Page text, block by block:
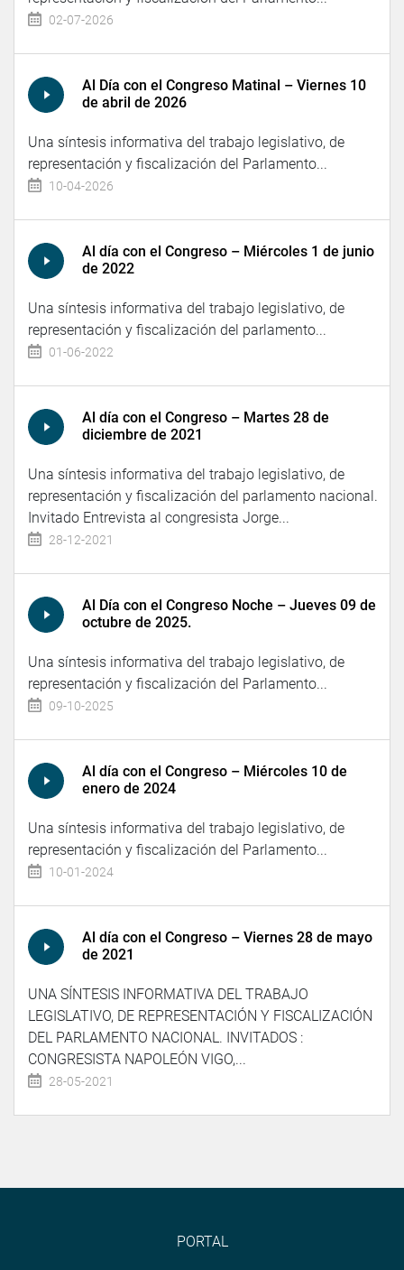
02-07-2026
Al Día con el Congreso Matinal – Viernes 10
de abril de 2026
Una síntesis informativa del trabajo legislativo, de
representación y fiscalización del Parlamento...
10-04-2026
Al día con el Congreso – Miércoles 1 de junio
de 2022
Una síntesis informativa del trabajo legislativo, de
representación y fiscalización del parlamento...
01-06-2022
Al día con el Congreso – Martes 28 de
diciembre de 2021
Una síntesis informativa del trabajo legislativo, de
representación y fiscalización del parlamento nacional.
Invitado Entrevista al congresista Jorge...
28-12-2021
Al Día con el Congreso Noche – Jueves 09 de
octubre de 2025.
Una síntesis informativa del trabajo legislativo, de
representación y fiscalización del Parlamento...
09-10-2025
Al día con el Congreso – Miércoles 10 de
enero de 2024
Una síntesis informativa del trabajo legislativo, de
representación y fiscalización del Parlamento...
10-01-2024
Al día con el Congreso – Viernes 28 de mayo
de 2021
UNA SÍNTESIS INFORMATIVA DEL TRABAJO
LEGISLATIVO, DE REPRESENTACIÓN Y FISCALIZACIÓN
DEL PARLAMENTO NACIONAL. INVITADOS :
CONGRESISTA NAPOLEÓN VIGO,...
28-05-2021
PORTAL